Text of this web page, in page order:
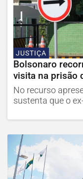
JUSTIÇA
Bolsonaro
visita na prisão
No recurso
sustenta que o